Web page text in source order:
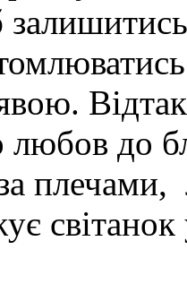
любов до
світанок